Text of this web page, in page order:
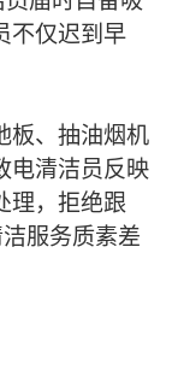
不仅迟到早
板、抽油烟机
电清洁员反映
理，拒绝跟
服务质素差